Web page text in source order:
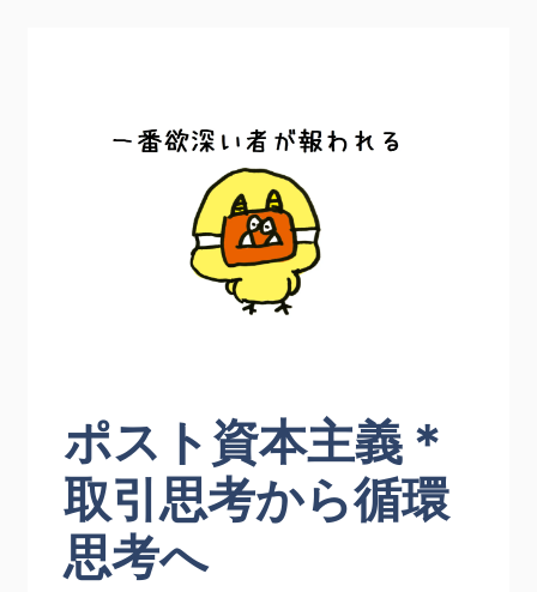
ポスト資本主義＊
取引思考から循環
思考へ